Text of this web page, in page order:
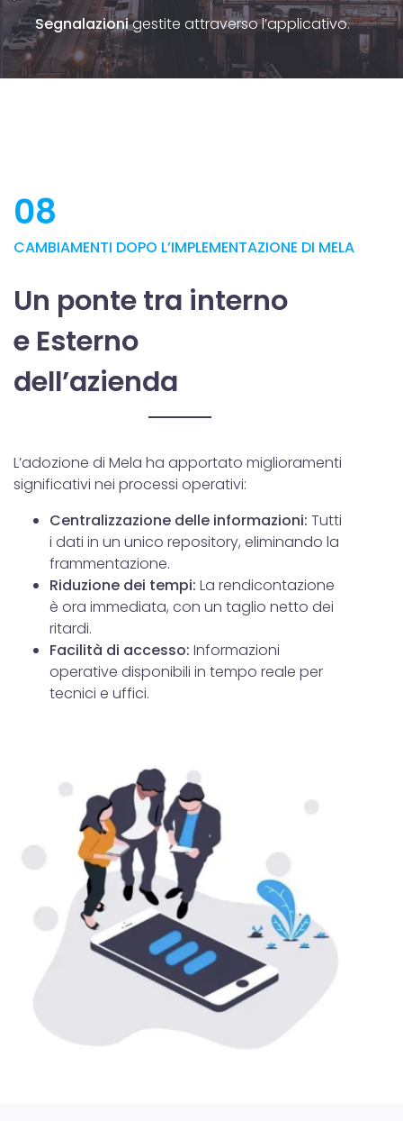
Segnalazionigestite attraverso l’applicativo.
08
CAMBIAMENTI DOPO L’IMPLEMENTAZIONE DI MELA
Un ponte tra interno
e Esterno
dell’azienda
L’adozione di Mela ha apportato miglioramenti
significativi nei processi operativi:
Centralizzazione delle informazioni: Tutti
i dati in un unico repository, eliminando la
frammentazione.
Riduzione dei tempi: La rendicontazione
è ora immediata, con un taglio netto dei
ritardi.
Facilità di accesso: Informazioni
operative disponibili in tempo reale per
tecnici e uffici.